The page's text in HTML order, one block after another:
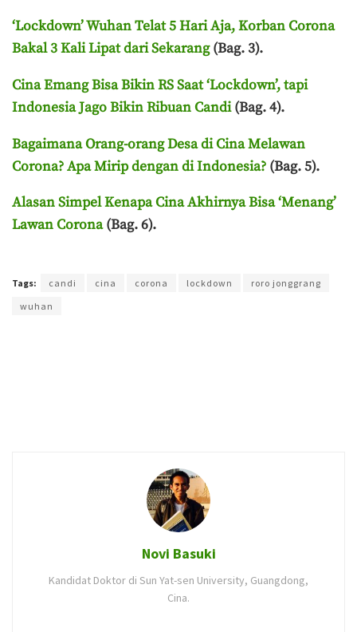
‘Lockdown’ Wuhan Telat 5 Hari Aja, Korban Corona
Bakal 3 Kali Lipat dari Sekarang(Bag. 3).
Cina Emang Bisa Bikin RS Saat ‘Lockdown’, tapi
Indonesia Jago Bikin Ribuan Candi(Bag. 4).
Bagaimana Orang-orang Desa di Cina Melawan
Corona? Apa Mirip dengan di Indonesia? (Bag. 5).
Alasan Simpel Kenapa Cina Akhirnya Bisa ‘Menang’
Lawan Corona(Bag. 6).
Tags: candi cina corona lockdown
roro jonggrang
wuhan
Novi Basuki
Kandidat Doktor di Sun Yat-sen University, Guangdong,
Cina.